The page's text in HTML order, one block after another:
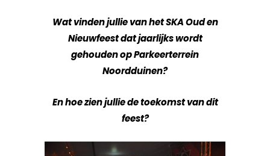
Wat vinden jullie van het SKA Oud en
Nieuwfeest dat jaarlijks wordt
gehouden op Parkeerterrein
Noordduinen?
En hoe zien jullie de toekomst van dit
feest?